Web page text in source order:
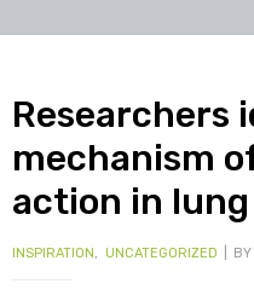
Researchers
mechanism
action in
INSPIRATION, UNCATEGORIZED BY